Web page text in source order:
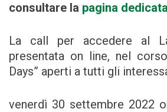
consultare la pagina dedicata
La call per accedere al
presentata on line, nel
Days” aperti a tutti gli
venerdì 30 settembre 2022